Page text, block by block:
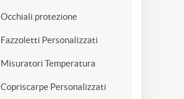
Occhiali protezione
Fazzoletti Personalizzati
Misuratori Temperatura
Copriscarpe Personalizzati